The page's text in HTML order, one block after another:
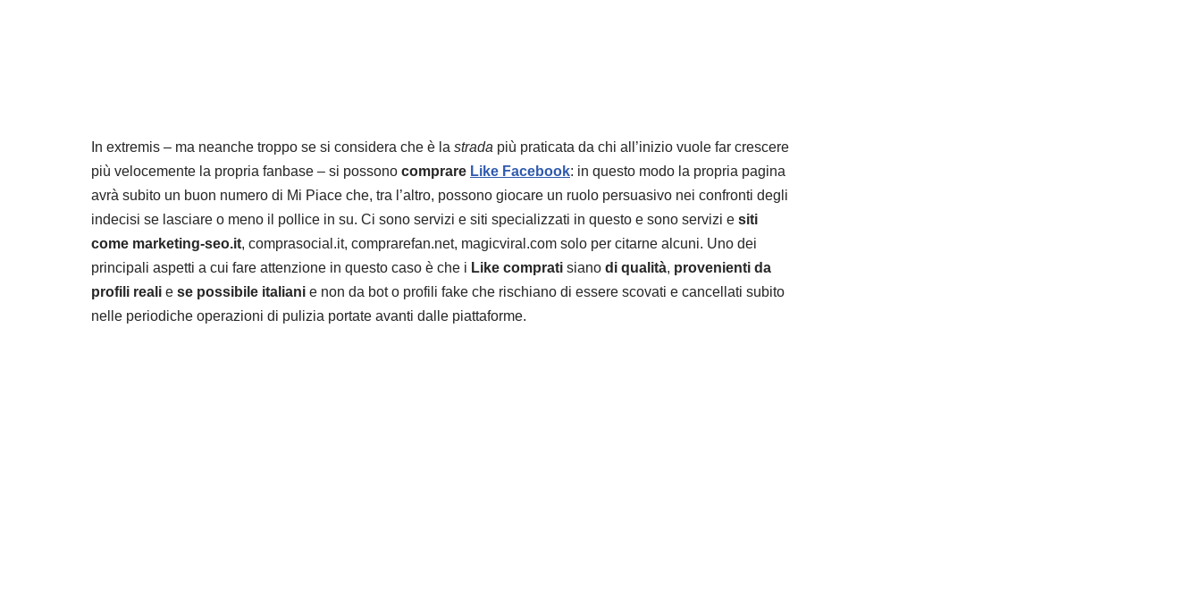
In extremis – ma neanche troppo se si considera che è la strada più praticata da chi all’inizio vuole far crescere
più velocemente la propria fanbase – si possono comprare Like Facebook: in questo modo la propria pagina
avrà subito un buon numero di Mi Piace che, tra l’altro, possono giocare un ruolo persuasivo nei confronti degli
indecisi se lasciare o meno il pollice in su. Ci sono servizi e siti specializzati in questo e sono servizi e siti
come marketing-seo.it, comprasocial.it, comprarefan.net, magicviral.com solo per citarne alcuni. Uno dei
principali aspetti a cui fare attenzione in questo caso è che i Like comprati siano di qualità, provenienti da
profili reali e se possibile italiani e non da bot o profili fake che rischiano di essere scovati e cancellati subito
nelle periodiche operazioni di pulizia portate avanti dalle piattaforme.